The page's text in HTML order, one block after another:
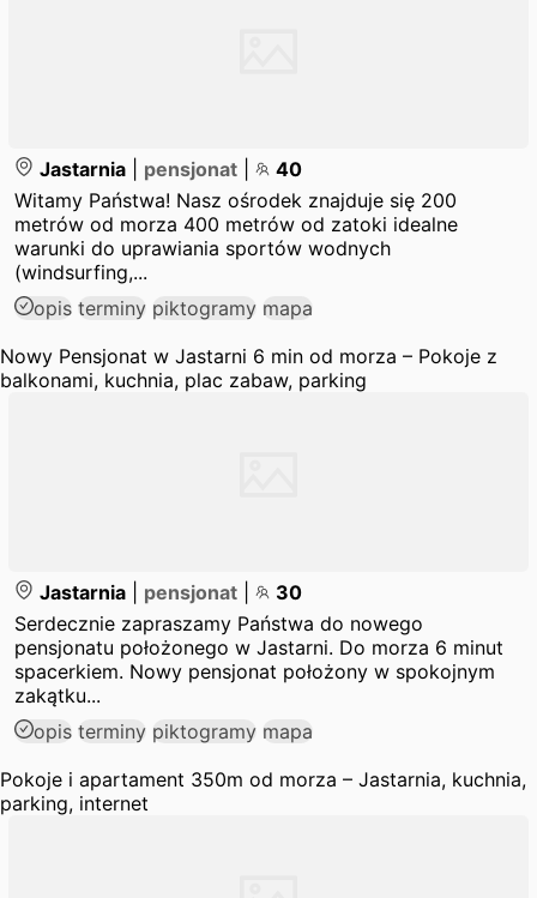
Jastarnia pensjonat
40
Witamy Państwa! Nasz ośrodek znajduje się 200
metrów od morza 400 metrów od zatoki idealne
warunki do uprawiania sportów wodnych
(windsurfing,...
opis terminy piktogramy mapa
Nowy Pensjonat w Jastarni 6 min od morza – Pokoje z
balkonami, kuchnia, plac zabaw, parking
Jastarnia pensjonat
30
Serdecznie zapraszamy Państwa do nowego
pensjonatu położonego w Jastarni. Do morza 6 minut
spacerkiem. Nowy pensjonat położony w spokojnym
zakątku...
opis terminy piktogramy mapa
Pokoje i apartament 350m od morza – Jastarnia, kuchnia,
parking, internet